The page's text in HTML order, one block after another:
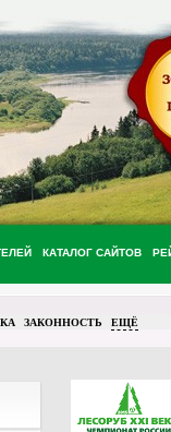
КАТАЛОГ САЙТОВ
ЗАКОННОСТЬ ЕЩЁ